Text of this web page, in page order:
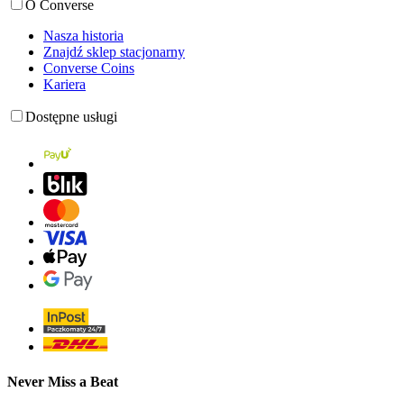
O Converse
Nasza historia
Znajdź sklep stacjonarny
Converse Coins
Kariera
Dostępne usługi
Never Miss a Beat